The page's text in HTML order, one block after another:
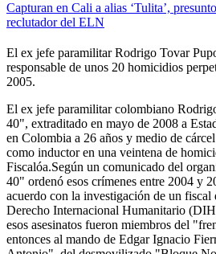
Capturan en Cali a alias ‘Tulita’,
reclutador del ELN
El ex jefe paramilitar Rodrigo Tovar
responsable de unos 20 homicidios
2005.
El ex jefe paramilitar colombiano
40", extraditado en mayo de 2008 a
en Colombia a 26 años y medio de
como inductor en una veintena de
Fiscalóa.Según un comunicado del
40" ordenó esos crímenes entre 2004 y
acuerdo con la investigación de un
Derecho Internacional Humanitario
esos asesinatos fueron miembros del
entonces al mando de Edgar Ignacio